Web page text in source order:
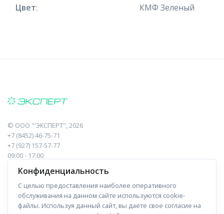
Цвет: КМФ Зеленый
© ООО "'ЭКСПЕРТ", 2026
+7 (8452) 46-75-71
+7 (927) 157-57-77
09:00 - 17:00
410017, Саратов, Пугачева, 10 к1, оф.23
Навигация
Прайс-лист
Информация
О компании
Конфиденциальность
С целью предоставления наиболее оперативного
обслуживания на данном сайте используются cookie-
файлы. Используя данный сайт, вы даете свое согласие на